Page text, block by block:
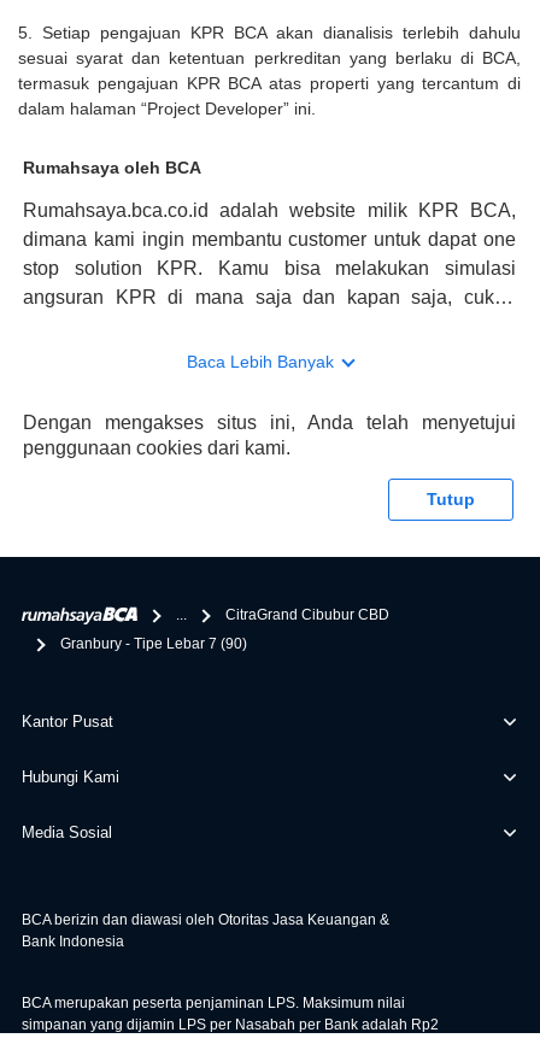
5. Setiap pengajuan KPR BCA akan dianalisis terlebih dahulu
sesuai syarat dan ketentuan perkreditan yang berlaku di BCA,
termasuk pengajuan KPR BCA atas properti yang tercantum di
dalam halaman “Project Developer” ini.
Rumahsaya oleh BCA
Rumahsaya.bca.co.id adalah website milik KPR BCA,
dimana kami ingin membantu customer untuk dapat one
stop solution KPR. Kamu bisa melakukan simulasi
angsuran KPR di mana saja dan kapan saja, cukup
konsultasi mengenai KPR, maka ada layanan live chat
memberikan keuntungan yang berlipat, persyaratan
pengajuan KPR BCA juga sangat mudah, kamu bisa cek
tentang properti disini BCA hanya sebagai pihak
bertanggung jawab terhadap informasi yang rekanan
Baca Lebih Banyak
Dengan mengakses situs ini, Anda telah menyetujui
penggunaan cookies dari kami.
Tutup
CitraGrand Cibubur CBD
Granbury - Tipe Lebar 7 (90)
Kantor Pusat
Hubungi Kami
Media Sosial
BCA berizin dan diawasi oleh Otoritas Jasa Keuangan &
Bank Indonesia
BCA merupakan peserta penjaminan LPS. Maksimum nilai
simpanan yang dijamin LPS per Nasabah per Bank adalah Rp2